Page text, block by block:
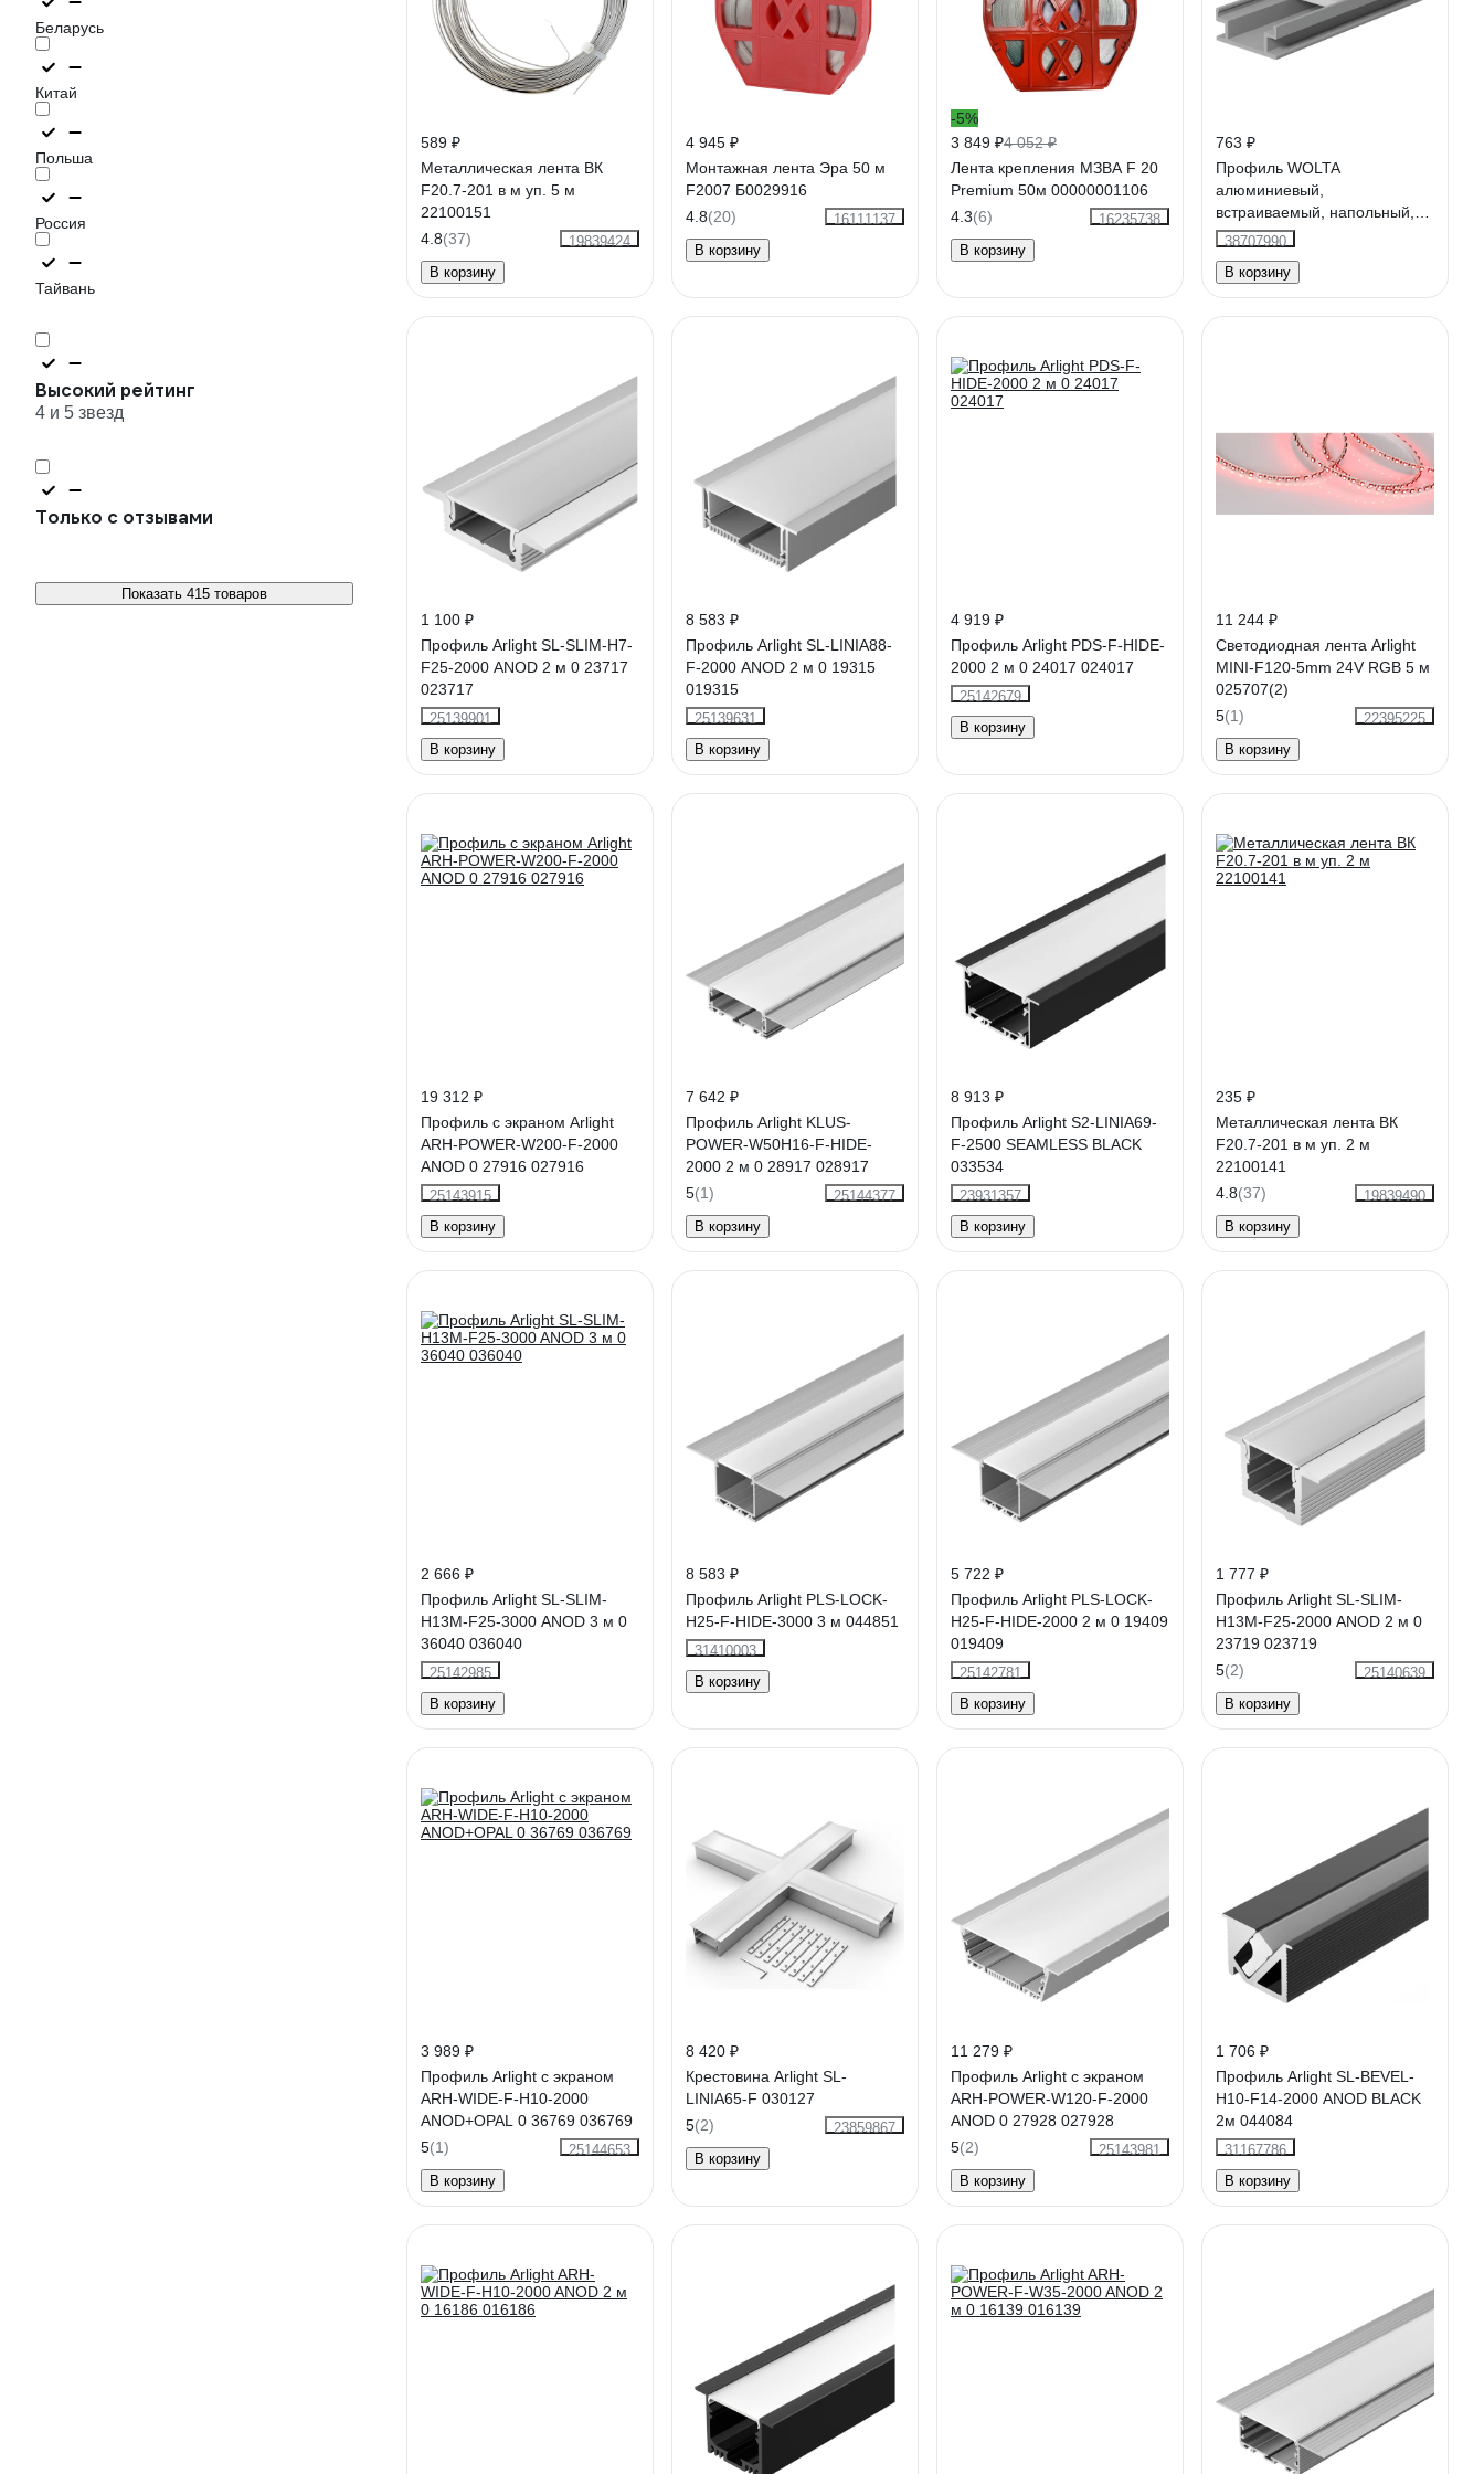
Беларусь
Китай
Польша
Россия
Тайвань
Высокий рейтинг
4 и 5 звезд
Только с отзывами
Показать 415 товаров
589 ₽
Металлическая лента ВК
F20.7-201 в м уп. 5 м
22100151
4.8(37)
19839424
В корзину
4 945 ₽
Монтажная лента Эра 50 м
F2007 Б0029916
4.8(20)
16111137
В корзину
-5%
3 849 ₽4 052 ₽
Лента крепления МЗВА F 20
Premium 50м 00000001106
4.3(6)
16235738
В корзину
763 ₽
Профиль WOLTA
алюминиевый,
встраиваемый, напольный,
серый, IP67 19x8х2000мм,
19/8/2000-A
38707990
В корзину
1 100 ₽
Профиль Arlight SL-SLIM-H7-
F25-2000 ANOD 2 м 0 23717
023717
25139901
В корзину
8 583 ₽
Профиль Arlight SL-LINIA88-
F-2000 ANOD 2 м 0 19315
019315
25139631
В корзину
4 919 ₽
Профиль Arlight PDS-F-HIDE-
2000 2 м 0 24017 024017
25142679
В корзину
11 244 ₽
Светодиодная лента Arlight
MINI-F120-5mm 24V RGB 5 м
025707(2)
5(1)
22395225
В корзину
19 312 ₽
Профиль с экраном Arlight
ARH-POWER-W200-F-2000
ANOD 0 27916 027916
25143915
В корзину
7 642 ₽
Профиль Arlight KLUS-
POWER-W50H16-F-HIDE-
2000 2 м 0 28917 028917
5(1)
25144377
В корзину
8 913 ₽
Профиль Arlight S2-LINIA69-
F-2500 SEAMLESS BLACK
033534
23931357
В корзину
235 ₽
Металлическая лента ВК
F20.7-201 в м уп. 2 м
22100141
4.8(37)
19839490
В корзину
2 666 ₽
Профиль Arlight SL-SLIM-
H13M-F25-3000 ANOD 3 м 0
36040 036040
25142985
В корзину
8 583 ₽
Профиль Arlight PLS-LOCK-
H25-F-HIDE-3000 3 м 044851
31410003
В корзину
5 722 ₽
Профиль Arlight PLS-LOCK-
H25-F-HIDE-2000 2 м 0 19409
019409
25142781
В корзину
1 777 ₽
Профиль Arlight SL-SLIM-
H13M-F25-2000 ANOD 2 м 0
23719 023719
5(2)
25140639
В корзину
3 989 ₽
Профиль Arlight с экраном
ARH-WIDE-F-H10-2000
ANOD+OPAL 0 36769 036769
5(1)
25144653
В корзину
8 420 ₽
Крестовина Arlight SL-
LINIA65-F 030127
5(2)
23859867
В корзину
11 279 ₽
Профиль Arlight с экраном
ARH-POWER-W120-F-2000
ANOD 0 27928 027928
5(2)
25143981
В корзину
1 706 ₽
Профиль Arlight SL-BEVEL-
H10-F14-2000 ANOD BLACK
2м 044084
31167786
В корзину